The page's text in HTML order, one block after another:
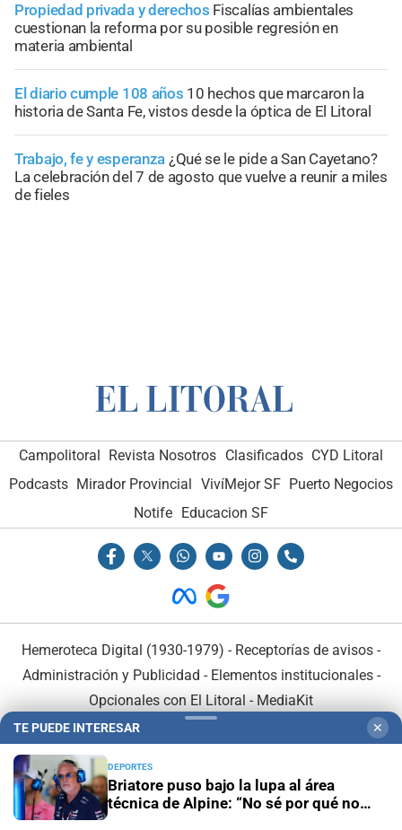
Propiedad privada y derechos Fiscalías ambientales
cuestionan la reforma por su posible regresión en
materia ambiental
El diario cumple 108 años 10 hechos que marcaron la
historia de Santa Fe, vistos desde la óptica de El Litoral
Trabajo, fe y esperanza ¿Qué se le pide a San Cayetano?
La celebración del 7 de agosto que vuelve a reunir a miles
de fieles
Campolitoral Revista Nosotros Clasificados CYD Litoral
Podcasts Mirador Provincial VivíMejor SF Puerto Negocios
Notife Educacion SF
Hemeroteca Digital (1930-1979) - Receptorías de avisos -
Administración y Publicidad - Elementos institucionales-
Opcionales con El Litoral - MediaKit
TE PUEDE INTERESAR ✕
DEPORTES
Briatore puso bajo la lupa al área
técnica de Alpine: “No sé por qué no